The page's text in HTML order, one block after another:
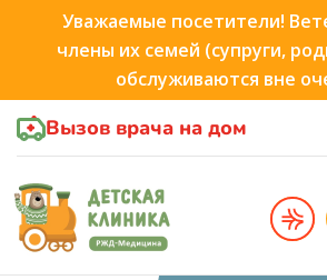
Уважаемые посетители!
члены их семей (супруги,
обслуживаются вне
Вызов врача на дом